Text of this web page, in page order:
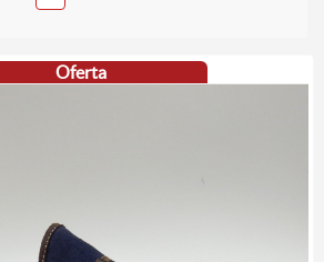
Oferta